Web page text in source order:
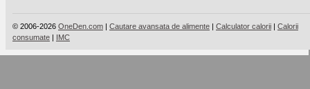
© 2006-2026 OneDen.com | Cautare avansata de alimente | Calculator calorii | Calorii
consumate | IMC